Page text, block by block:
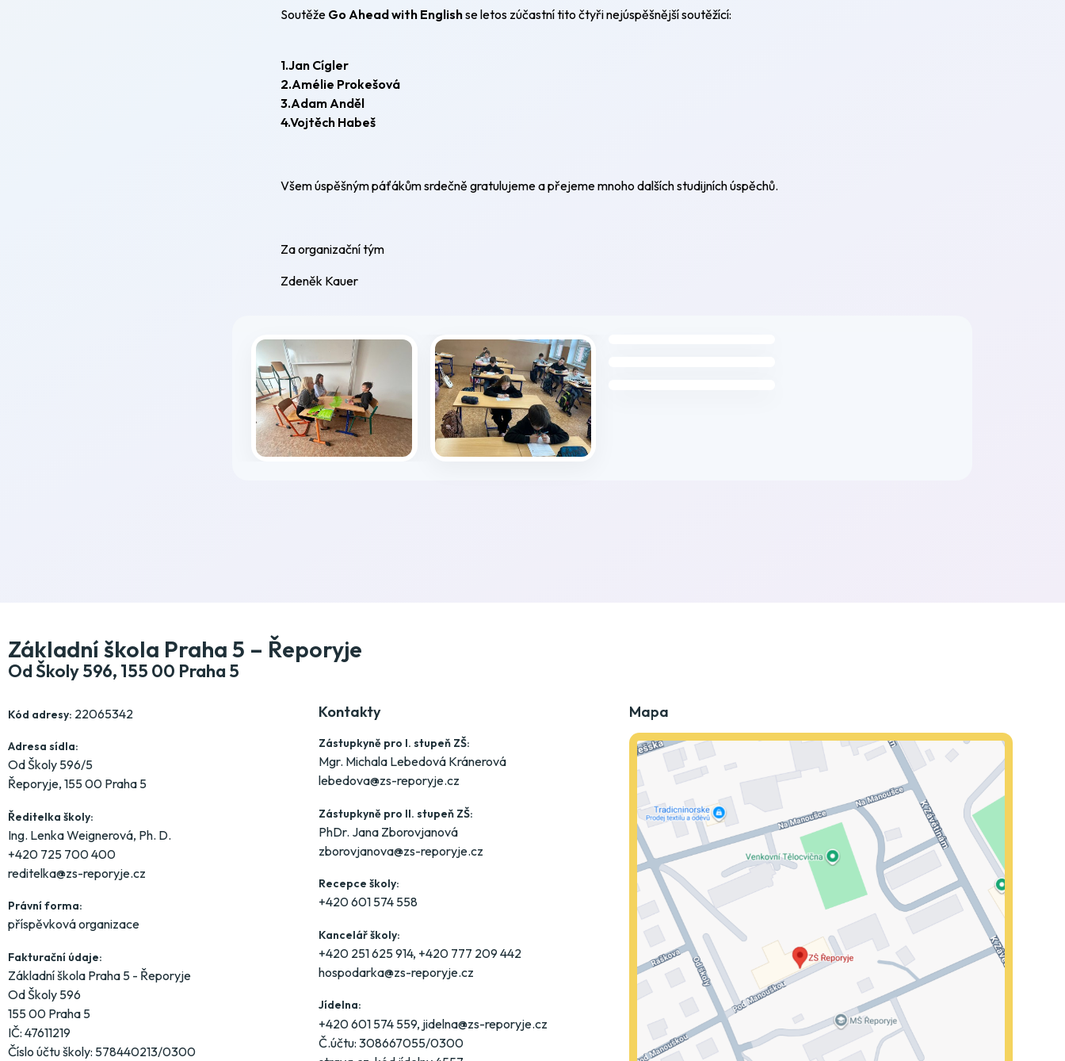
Soutěže Go Ahead with Englishse letos zúčastní tito čtyři nejúspěšnější soutěžící:
1.Jan Cígler
2.Amélie Prokešová
3.Adam Anděl
4.Vojtěch Habeš
Všem úspěšným páťákům srdečně gratulujeme a přejeme mnoho dalších studijních úspěchů.
Za organizační tým
Zdeněk Kauer
Základní škola Praha 5 – Řeporyje
Od Školy 596, 155 00 Praha 5
Kód adresy: 22065342
Adresa sídla:
Od Školy 596/5
Řeporyje, 155 00 Praha 5
Ředitelka školy:
Ing. Lenka Weignerová, Ph. D.
+420 725 700 400
reditelka@zs-reporyje.cz
Právní forma:
příspěvková organizace
Fakturační údaje:
Základní škola Praha 5 - Řeporyje
Od Školy 596
155 00 Praha 5
IČ: 47611219
Číslo účtu školy: 578440213/0300
Kontakty
Zástupkyně pro I. stupeň ZŠ:
Mgr. Michala Lebedová Kránerová
lebedova@zs-reporyje.cz
Zástupkyně pro II. stupeň ZŠ:
PhDr. Jana Zborovjanová
zborovjanova@zs-reporyje.cz
Recepce školy:
+420 601 574 558
Kancelář školy:
+420 251 625 914, +420 777 209 442
hospodarka@zs-reporyje.cz
Jídelna:
+420 601 574 559, jidelna@zs-reporyje.cz
Č.účtu: 308667055/0300
Mapa